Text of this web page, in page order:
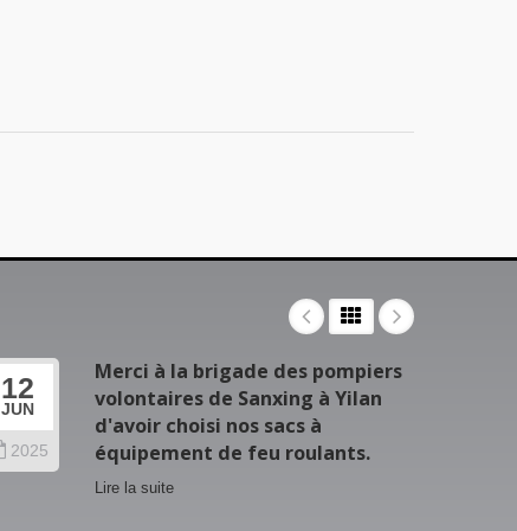
12
JUN
2025
Merci à la brigade des pompiers
volontaires de Sanxing à Yilan
d'avoir choisi nos sacs à
équipement de feu roulants.
Lire la suite